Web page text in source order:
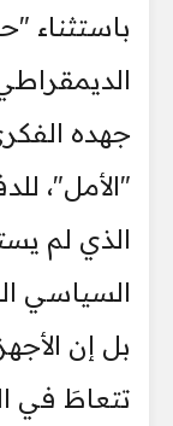
باستثناء
جهده
"الأمل"،
الذي لم
السياسي
بل إن
تتعاطَ في